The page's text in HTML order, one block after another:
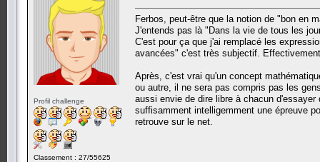
Profil challenge
Classement : 27/55625
Ferbos, peut-être que la notion de "bon en
J'entends pas là "Dans la vie de tous les
C'est pour ça que j'ai remplacé les
avancées" c'est très subjectif.
Après, c'est vrai qu'un concept
ou autre, il ne sera pas compris pas les
aussi envie de dire libre à chacun
suffisamment intelligemment une épreuve
retrouve sur le net.